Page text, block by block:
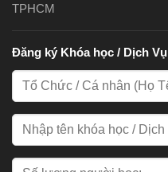
TPHCM
Đăng ký Khóa học / Dịch Vụ